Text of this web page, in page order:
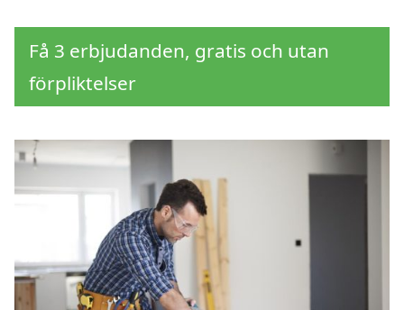
Få 3 erbjudanden, gratis och utan
förpliktelser